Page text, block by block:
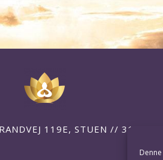
119E, STUEN // 3150